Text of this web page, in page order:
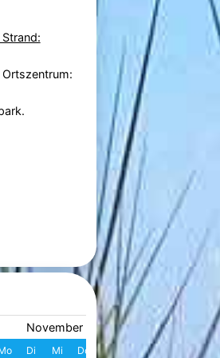
November 2026
Di Mi Do Fr Sa So W